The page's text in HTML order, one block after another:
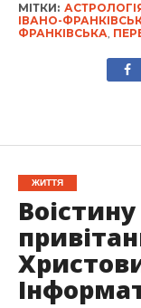
МІТКИ:
ІВАНО-
ФРАНКІВСЬКА,
ЖИТТЯ